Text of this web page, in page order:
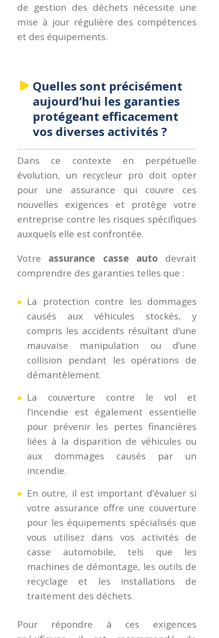
de gestion des déchets nécessite une
mise à jour régulière des compétences
et des équipements.
Quelles sont précisément
aujourd’hui les garanties
protégeant efficacement
vos diverses activités ?
Dans ce contexte en perpétuelle
évolution, un recycleur pro doit opter
pour une assurance qui couvre ces
nouvelles exigences et protège votre
entreprise contre les risques spécifiques
auxquels elle est confrontée.
Votre assurance casse auto devrait
comprendre des garanties telles que :
La protection contre les dommages
causés aux véhicules stockés, y
compris les accidents résultant d’une
mauvaise manipulation ou d’une
collision pendant les opérations de
démantèlement.
La couverture contre le vol et
l’incendie est également essentielle
pour prévenir les pertes financières
liées à la disparition de véhicules ou
aux dommages causés par un
incendie.
En outre, il est important d’évaluer si
votre assurance offre une couverture
pour les équipements spécialisés que
vous utilisez dans vos activités de
casse automobile, tels que les
machines de démontage, les outils de
recyclage et les installations de
traitement des déchets.
Pour répondre à ces exigences